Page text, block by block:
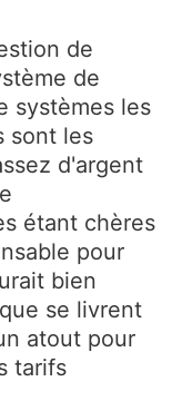
de
de
systèmes les
sont les
d'argent
étant chères
pour
bien
se livrent
atout pour
tarifs